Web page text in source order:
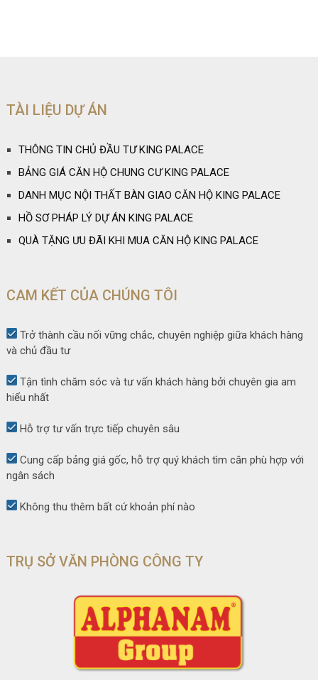
TÀI LIỆU DỰ ÁN
THÔNG TIN CHỦ ĐẦU TƯ KING PALACE
BẢNG GIÁ CĂN HỘ CHUNG CƯ KING PALACE
DANH MỤC NỘI THẤT BÀN GIAO CĂN HỘ KING PALACE
HỒ SƠ PHÁP LÝ DỰ ÁN KING PALACE
QUÀ TẶNG ƯU ĐÃI KHI MUA CĂN HỘ KING PALACE
CAM KẾT CỦA CHÚNG TÔI
Trở thành cầu nối vững chắc, chuyên nghiệp giữa khách hàng
và chủ đầu tư
Tận tình chăm sóc và tư vấn khách hàng bởi chuyên gia am
hiểu nhất
Hỗ trợ tư vấn trực tiếp chuyên sâu
Cung cấp bảng giá gốc, hỗ trợ quý khách tìm căn phù hợp với
ngân sách
Không thu thêm bất cứ khoản phí nào
TRỤ SỞ VĂN PHÒNG CÔNG TY